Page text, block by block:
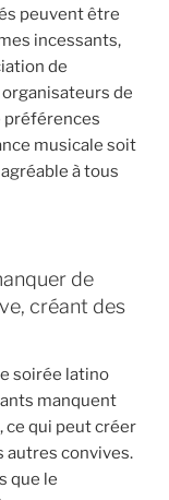
peuvent être
incessants,
de
de
préférences
musicale soit
à tous
de
créant des
soirée latino
manquent
ce qui peut créer
autres convives.
que le